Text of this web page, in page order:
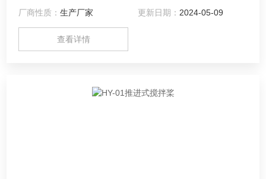
厂商性质：生产厂家 更新日期： 2024-05-09
查看详情